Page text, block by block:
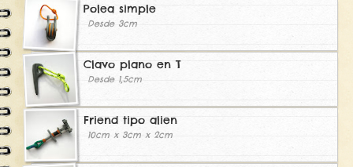
Polea simple
Desde 3cm
Clavo plano en T
Desde 1,5cm
Friend tipo alien
10cm x 3cm x 2cm